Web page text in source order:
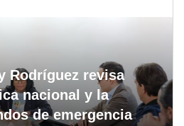
Rodríguez revisa
nacional y la
de emergencia